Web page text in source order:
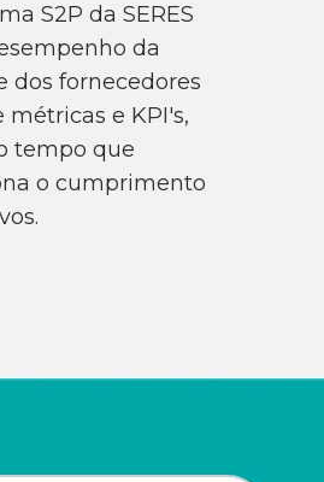
S2P da SERES
da
dos fornecedores
métricas e KPI's,
tempo que
o cumprimento